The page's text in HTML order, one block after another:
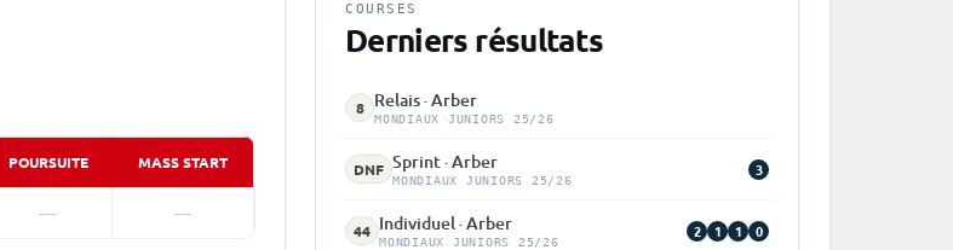
POURSUITE MASS START
— —
COURSES
Derniers résultats
8 Relais · Arber
MONDIAUX JUNIORS 25/26
DNF Sprint · Arber
MONDIAUX JUNIORS 25/26
3
44 Individuel · Arber
MONDIAUX JUNIORS 25/26
2 1 1 0